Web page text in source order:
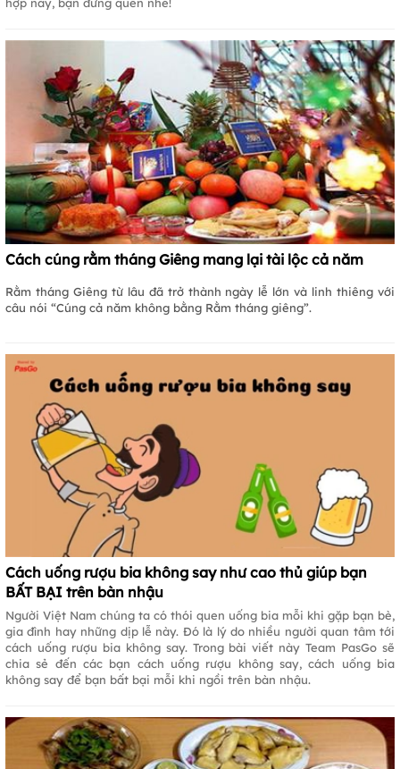
hợp này, bạn đừng quên nhé!
Cách cúng rằm tháng Giêng mang lại tài lộc cả năm
Rằm tháng Giêng từ lâu đã trở thành ngày lễ lớn và linh thiêng với
câu nói “Cúng cả năm không bằng Rằm tháng giêng”.
Cách uống rượu bia không say như cao thủ giúp bạn
BẤT BẠI trên bàn nhậu
Người Việt Nam chúng ta có thói quen uống bia mỗi khi gặp bạn bè,
gia đình hay những dịp lễ này. Đó là lý do nhiều người quan tâm tới
cách uống rượu bia không say. Trong bài viết này Team PasGo sẽ
chia sẻ đến các bạn cách uống rượu không say, cách uống bia
không say để bạn bất bại mỗi khi ngồi trên bàn nhậu.